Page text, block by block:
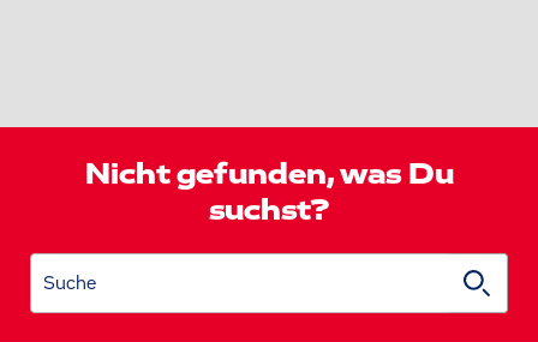
Nicht gefunden, was Du
suchst?
Suche